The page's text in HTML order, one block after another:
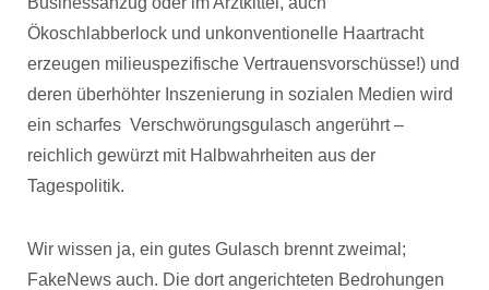
Ökoschlabberlock und unkonventionelle Haartracht
erzeugen milieuspezifische Vertrauensvorschüsse!) und
deren überhöhter Inszenierung in sozialen Medien wird
ein scharfes Verschwörungsgulasch angerührt –
reichlich gewürzt mit Halbwahrheiten aus der
Tagespolitik.
Wir wissen ja, ein gutes Gulasch brennt zweimal;
FakeNews auch. Die dort angerichteten Bedrohungen